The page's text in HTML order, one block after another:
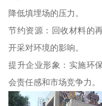
降低填埋场的压力。
节约资源：回收材料的
开采对环境的影响。
提升企业形象：实施环
会责任感和市场竞争力。